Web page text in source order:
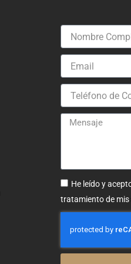
Nombre
Completo
Email
Teléfono
Contacto
Mensaje
He leído y
tratamiento de